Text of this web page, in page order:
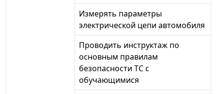
Измерять параметры
электрической цепи автомобиля
Проводить инструктаж по
основным правилам
безопасности ТС с
обучающимися